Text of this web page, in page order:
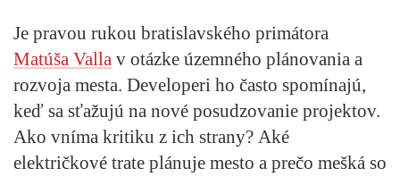
Je pravou rukou bratislavského primátora
Matúša Valla v otázke územného plánovania a
rozvoja mesta. Developeri ho často spomínajú,
keď sa sťažujú na nové posudzovanie projektov.
Ako vníma kritiku z ich strany? Aké
električkové trate plánuje mesto a prečo mešká so